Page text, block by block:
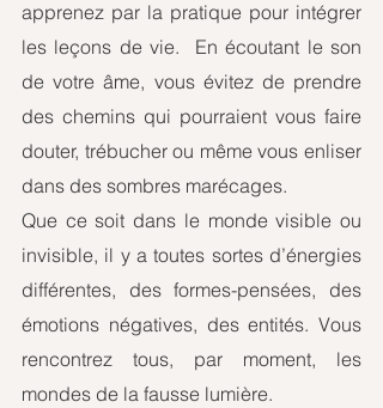
apprenez par la pratique pour intégrer
les leçons de vie.  En écoutant le son
de votre âme, vous évitez de prendre
des chemins qui pourraient vous faire
douter, trébucher ou même vous enliser
dans des sombres marécages.
Que ce soit dans le monde visible ou
invisible, il y a toutes sortes d’énergies
différentes, des formes-pensées, des
émotions négatives, des entités. Vous
rencontrez tous, par moment, les
mondes de la fausse lumière.